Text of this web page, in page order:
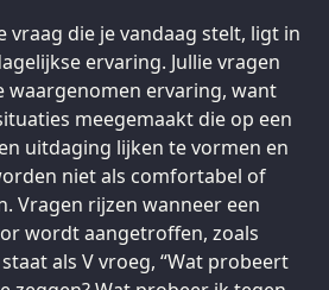
vraag die je vandaag stelt, ligt in
ervaring. Jullie vragen
waargenomen ervaring, want
meegemaakt die op een
uitdaging lijken te vormen en
niet als comfortabel of
Vragen rijzen wanneer een
wordt aangetroffen, zoals
als V vroeg, “Wat probeert